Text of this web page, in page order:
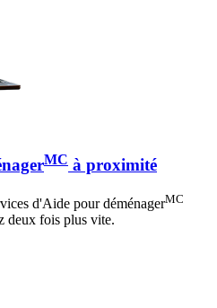
MC à proximité
d'Aide pour déménagerMC
deux fois plus vite.